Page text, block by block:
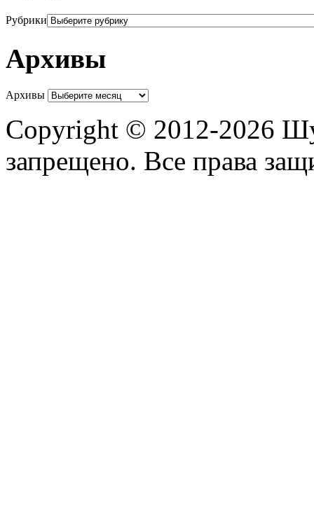
Рубрики
Архивы
Архивы
Copyright © 2012-2026
запрещено. Все права